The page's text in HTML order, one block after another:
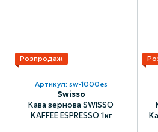
Розпродаж
Артикул: sw-1000es
Swisso
Кава зернова SWISSO
KAFFEE ESPRESSO 1кг